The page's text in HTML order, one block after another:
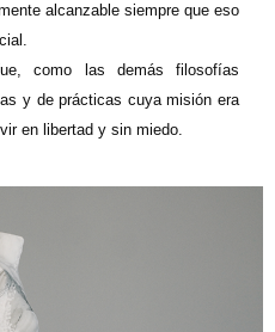
alcanzable siempre que eso
como las demás filosofías
y de prácticas cuya misión era
en libertad y sin miedo.